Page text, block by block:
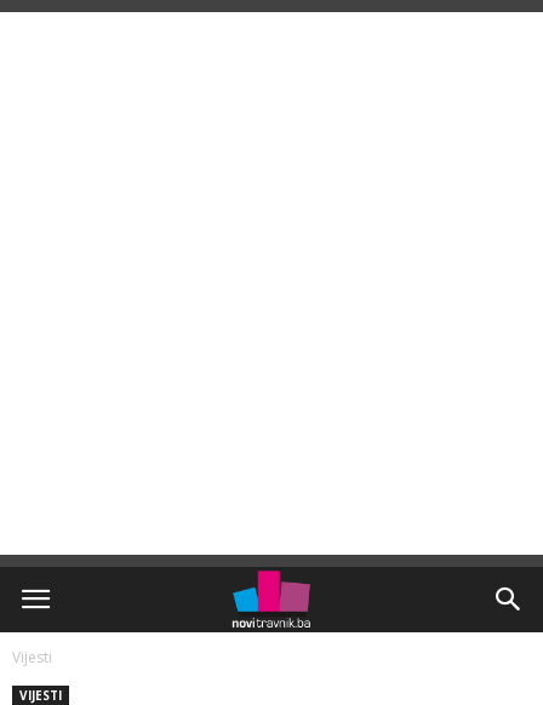
Vijesti
VIJESTI